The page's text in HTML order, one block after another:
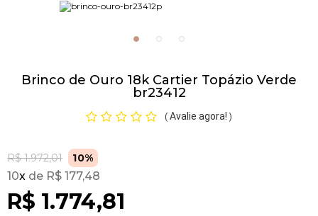
Brinco de Ouro 18k Cartier Topázio Verde
br23412
( Avalie agora! )
R$ 1.972,01 10%
R$ 1.774,81
10x R$ 177,48
Brincos
Pulseiras